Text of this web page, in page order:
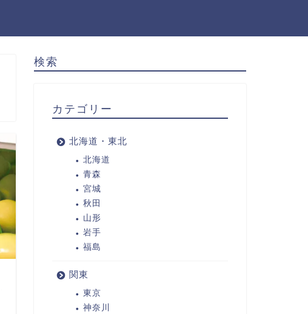
検索
カテゴリー
北海道・東北
北海道
青森
宮城
秋田
山形
岩手
福島
関東
東京
神奈川